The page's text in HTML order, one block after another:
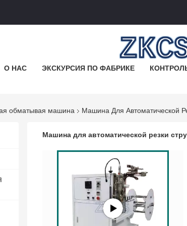
О НАС ЭКСКУРСИЯ ПО ФАБРИКЕ
обматывая машина Машина Для Автоматической
Машина для автоматической резки